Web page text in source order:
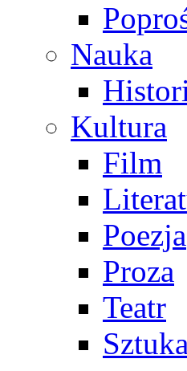
Nauka
Kultura
Film
Poezja
Proza
Teatr
Sztuka